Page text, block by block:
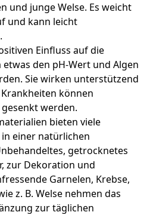
und junge Welse. Es weicht
und kann leicht
Einfluss auf die
den pH-Wert und Algen
Sie wirken unterstützend
können
werden.
bieten viele
einer natürlichen
getrocknetes
zur Dekoration und
Garnelen, Krebse,
z. B. Welse nehmen das
zur täglichen